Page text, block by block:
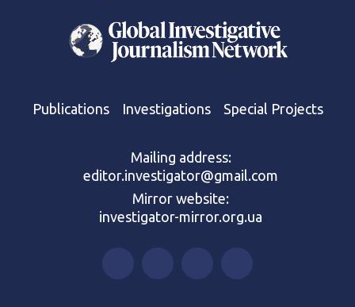
Publications Investigations Special Projects
Mailing address:
editor.investigator@gmail.com
Mirror website:
investigator-mirror.org.ua